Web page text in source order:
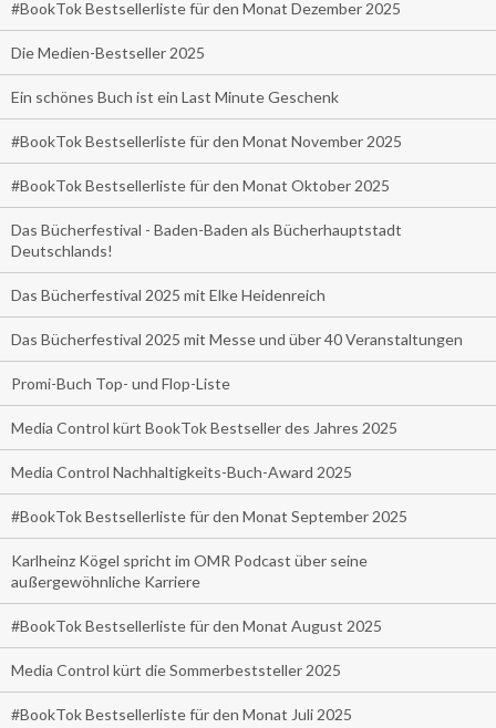
#BookTok Bestsellerliste für den Monat Dezember 2025
Die Medien-Bestseller 2025
Ein schönes Buch ist ein Last Minute Geschenk
#BookTok Bestsellerliste für den Monat November 2025
#BookTok Bestsellerliste für den Monat Oktober 2025
Das Bücherfestival - Baden-Baden als Bücherhauptstadt
Deutschlands!
Das Bücherfestival 2025 mit Elke Heidenreich
Das Bücherfestival 2025 mit Messe und über 40 Veranstaltungen
Promi-Buch Top- und Flop-Liste
Media Control kürt BookTok Bestseller des Jahres 2025
Media Control Nachhaltigkeits-Buch-Award 2025
#BookTok Bestsellerliste für den Monat September 2025
Karlheinz Kögel spricht im OMR Podcast über seine
außergewöhnliche Karriere
#BookTok Bestsellerliste für den Monat August 2025
Media Control kürt die Sommerbeststeller 2025
#BookTok Bestsellerliste für den Monat Juli 2025